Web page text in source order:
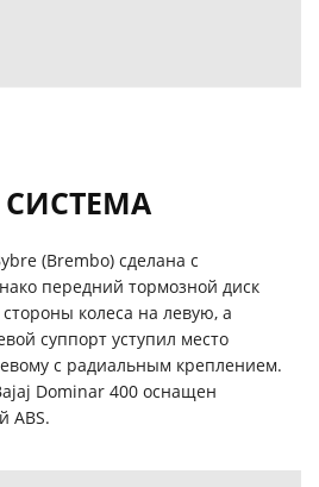
(Brembo) сделана с
передний тормозной диск
колеса на левую, а
суппорт уступил место
с радиальным креплением.
Dominar 400 оснащен
ABS.